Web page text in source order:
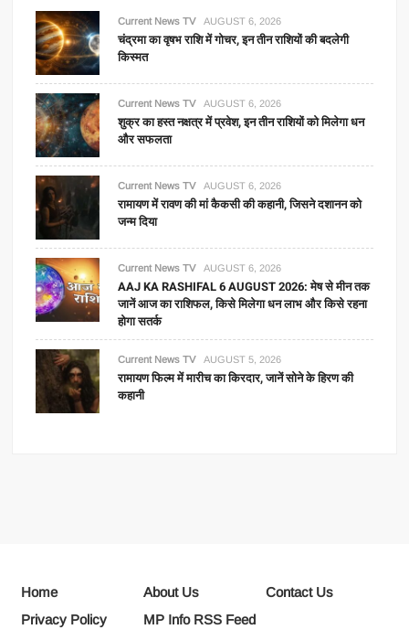
Current News TV AUGUST 6, 2026
चंद्रमा का वृषभ राशि में गोचर, इन तीन राशियों की बदलेगी
किस्मत
Current News TV AUGUST 6, 2026
शुक्र का हस्त नक्षत्र में प्रवेश, इन तीन राशियों को मिलेगा धन
और सफलता
Current News TV AUGUST 6, 2026
रामायण में रावण की मां कैकसी की कहानी, जिसने दशानन को
जन्म दिया
Current News TV AUGUST 6, 2026
AAJ KA RASHIFAL 6 AUGUST 2026: मेष से मीन तक
जानें आज का राशिफल, किसे मिलेगा धन लाभ और किसे रहना
होगा सतर्क
Current News TV AUGUST 5, 2026
रामायण फिल्म में मारीच का किरदार, जानें सोने के हिरण की
कहानी
Home About Us
Contact Us
Privacy Policy
MP Info RSS Feed